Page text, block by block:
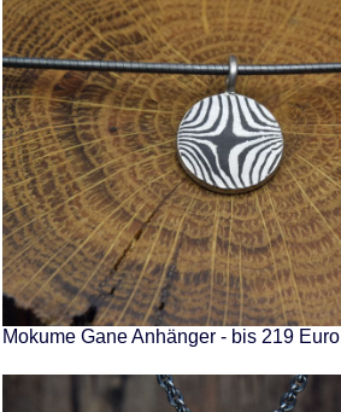
Mokume Gane Anhänger - bis 219 Euro